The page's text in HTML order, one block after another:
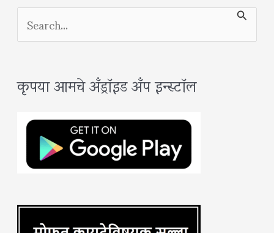
S
e
r
c
:
कृपया आमचे अँड्रॉइड अँप इन्स्टॉल